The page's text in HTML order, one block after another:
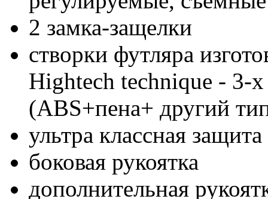
2 замка-защелки
створки футляра
Hightech technique - 3-
(ABS+пена+ другий
ультра классная
боковая рукоятка
дополнительная